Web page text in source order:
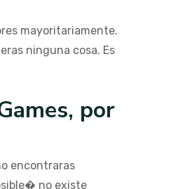
mayoritariamente.
ninguna cosa. Es
por
encontraras
no existe